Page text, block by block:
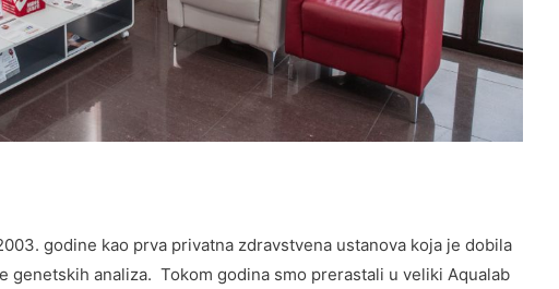
godine kao prva privatna zdravstvena ustanova koja je dobila
genetskih analiza. Tokom godina smo prerastali u veliki Aqualab